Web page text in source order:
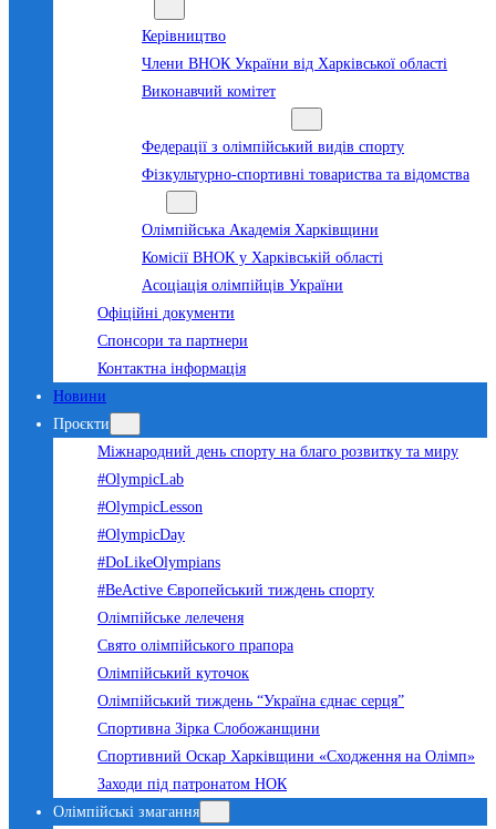
Керівництво
Члени ВНОК України від Харківської області
Виконавчий комітет
Федерації з олімпійський видів спорту
Фізкультурно-спортивні товариства та відомства
Олімпійська Академія Харківщини
Комісії ВНОК у Харківській області
Асоціація олімпійців України
Офіційні документи
Спонсори та партнери
Контактна інформація
Новини
Проєкти
Міжнародний день спорту на благо розвитку та миру
#OlympicLab
#OlympicLesson
#OlympicDay
#DoLikeOlympians
#BeActive Європейський тиждень спорту
Олімпійське лелеченя
Свято олімпійського прапора
Олімпійський куточок
Олімпійський тиждень “Україна єднає серця”
Спортивна Зірка Слобожанщини
Спортивний Оскар Харківщини «Сходження на Олімп»
Заходи під патронатом НОК
Олімпійські змагання